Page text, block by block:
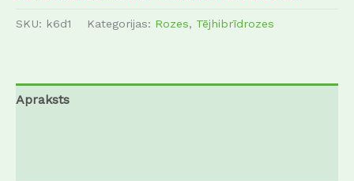
SKU: k6d1 Kategorijas: Rozes, Tējhibrīdrozes
Apraksts